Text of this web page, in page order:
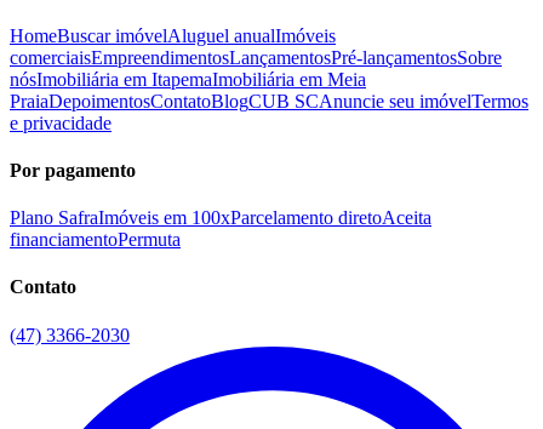
HomeBuscar imóvelAluguel anualImóveis
comerciaisEmpreendimentosLançamentosPré-lançamentosSobre
nósImobiliária em ItapemaImobiliária em Meia
PraiaDepoimentosContatoBlogCUB SCAnuncie seu imóvelTermos
e privacidade
Por pagamento
Plano SafraImóveis em 100xParcelamento diretoAceita
financiamentoPermuta
Contato
(47) 3366-2030